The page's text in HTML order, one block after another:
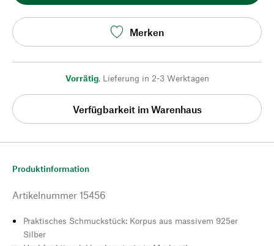
Merken
Vorrätig, Lieferung in 2-3 Werktagen
Verfügbarkeit im Warenhaus
Produktinformation
Artikelnummer 15456
Praktisches Schmuckstück: Korpus aus massivem 925er
Silber